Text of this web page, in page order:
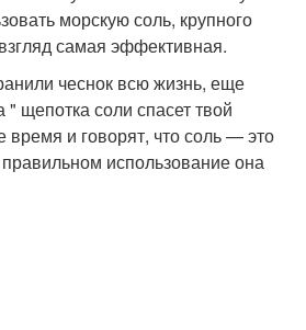
морскую соль, крупного
самая эффективная.
чеснок всю жизнь, еще
щепотка соли спасет твой
и говорят, что соль — это
использование она